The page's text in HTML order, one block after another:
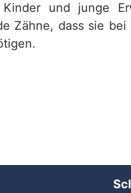
und junge
Zähne, dass sie